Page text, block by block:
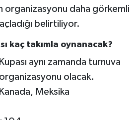
organizasyonu daha görkemli
belirtiliyor.
kaç takımla oynanacak?
aynı zamanda turnuva
olacak.
Meksika